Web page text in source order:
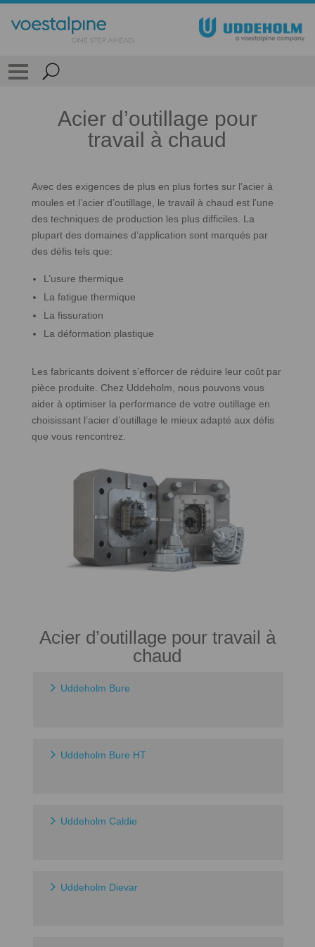
Acier d’outillage pour
travail à chaud
Avec des exigences de plus en plus fortes sur l’acier à
moules et l’acier d’outillage, le travail à chaud est l’une
des techniques de production les plus difficiles. La
plupart des domaines d’application sont marqués par
des défis tels que:
L’usure thermique
La fatigue thermique
La fissuration
La déformation plastique
Les fabricants doivent s’efforcer de réduire leur coût par
pièce produite. Chez Uddeholm, nous pouvons vous
aider à optimiser la performance de votre outillage en
choisissant l’acier d’outillage le mieux adapté aux défis
que vous rencontrez.
Acier d’outillage pour travail à
chaud
Uddeholm Bure
Uddeholm Bure HT
Uddeholm Caldie
Uddeholm Dievar